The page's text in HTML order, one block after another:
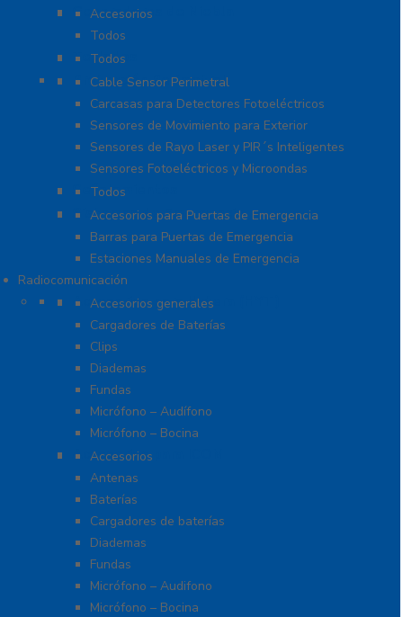
Generadores de Niebla
Accesorios
Todos
Teclados
Todos
Protección Perimetral
Cable Sensor Perimetral
Carcasas para Detectores Fotoeléctricos
Sensores de Movimiento para Exterior
Sensores de Rayo Laser y PIR´s Inteligentes
Sensores Fotoeléctricos y Microondas
Señalamientos
Todos
Sistemas de Emergencia
Accesorios para Puertas de Emergencia
Barras para Puertas de Emergencia
Estaciones Manuales de Emergencia
Radiocomunicación
Accesorios para Hytera (HYT)
Accesorios generales
Cargadores de Baterías
Clips
Diademas
Fundas
Micrófono – Audífono
Micrófono – Bocina
Accesorios para ICOM
Accesorios
Antenas
Baterías
Cargadores de baterías
Diademas
Fundas
Micrófono – Audifono
Micrófono – Bocina